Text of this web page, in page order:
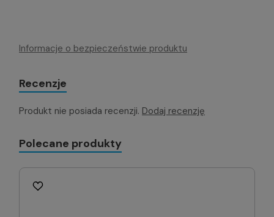
Informacje o bezpieczeństwie produktu
Recenzje
Produkt nie posiada recenzji. Dodaj recenzję
Polecane produkty